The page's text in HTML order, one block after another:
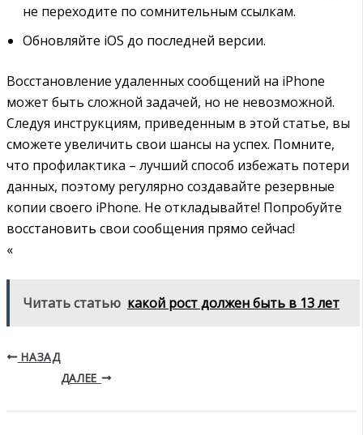
не переходите по сомнительным ссылкам.
Обновляйте iOS до последней версии.
Восстановление удаленных сообщений на iPhone
может быть сложной задачей, но не невозможной.
Следуя инструкциям, приведенным в этой статье, вы
сможете увеличить свои шансы на успех. Помните,
что профилактика – лучший способ избежать потери
данных, поэтому регулярно создавайте резервные
копии своего iPhone. Не откладывайте! Попробуйте
восстановить свои сообщения прямо сейчас!
«
Читать статью какой рост должен быть в 13 лет
НАЗАД
ДАЛЕЕ